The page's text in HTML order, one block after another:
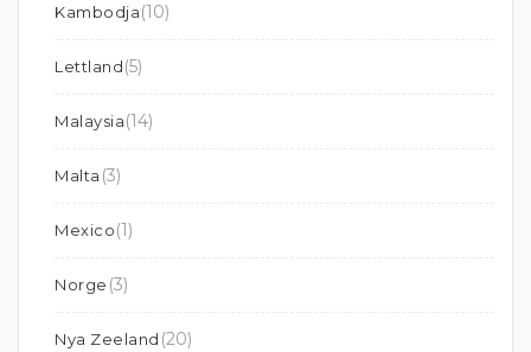
Kambodja(10)
Lettland(5)
Malaysia(14)
Malta (3)
Mexico(1)
Norge (3)
Nya Zeeland (20)